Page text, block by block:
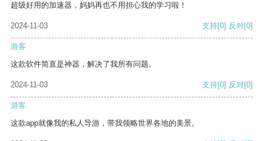
超级好用的加速器，妈妈再也不用担心我的学习啦！
2024-11-03 支持[0] 反对[0]
游客
这款软件简直是神器，解决了我所有问题。
2024-11-03 支持[0] 反对[0]
游客
这款app就像我的私人导游，带我领略世界各地的美景。